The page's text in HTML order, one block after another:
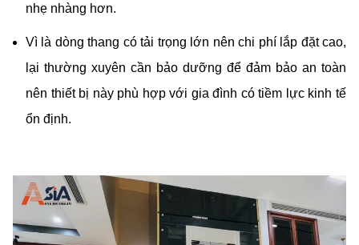
nhẹ nhàng hơn.
Vì là dòng thang có tải trọng lớn nên chi phí lắp đặt cao,
lại thường xuyên cần bảo dưỡng để đảm bảo an toàn
nên thiết bị này phù hợp với gia đình có tiềm lực kinh tế
ổn định.